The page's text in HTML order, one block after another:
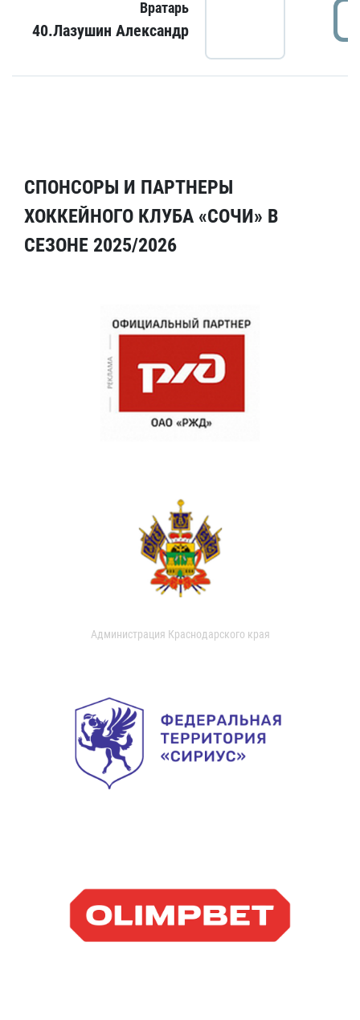
Вратарь
40.Лазушин Александр
СПОНСОРЫ И ПАРТНЕРЫ
ХОККЕЙНОГО КЛУБА «СОЧИ» В
СЕЗОНЕ 2025/2026
Администрация Краснодарского края